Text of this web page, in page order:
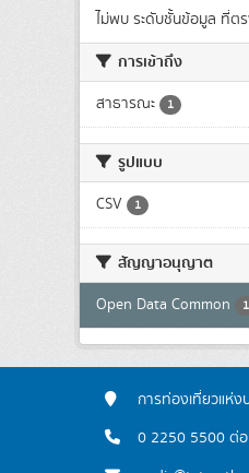
ไม่พบ ระดับชั้นข้อมูล ที่ต
การเข้าถึง
สาธารณะ 1
รูปแบบ
CSV 1
สัญญาอนุญาต
Open Data Common 1
การท่องเที่ยวแห่ง
0 2250 5500 ต่